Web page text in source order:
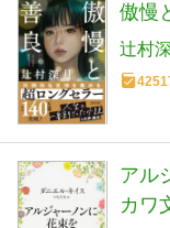
傲慢
辻村
アル
カワ